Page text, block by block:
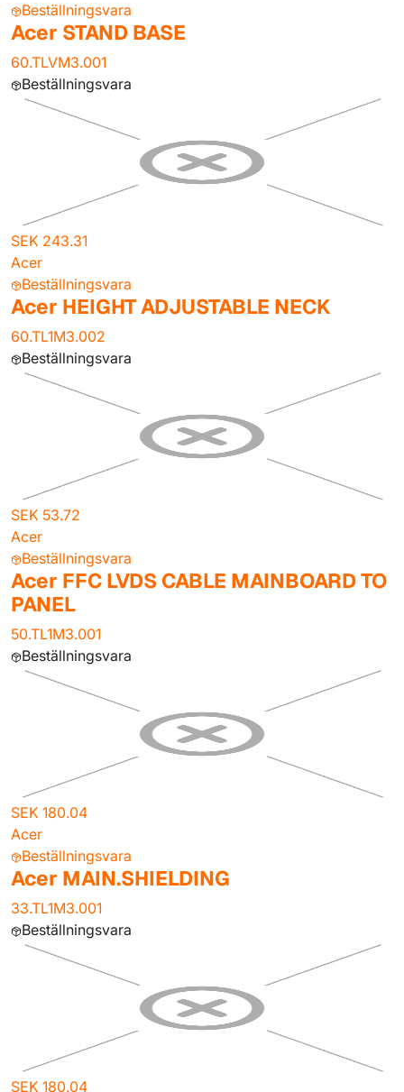
Beställningsvara
Acer STAND BASE
60.TLVM3.001
Beställningsvara
SEK 243.31
Acer
Beställningsvara
Acer HEIGHT ADJUSTABLE NECK
60.TL1M3.002
Beställningsvara
SEK 53.72
Acer
Beställningsvara
Acer FFC LVDS CABLE MAINBOARD TO
PANEL
50.TL1M3.001
Beställningsvara
SEK 180.04
Acer
Beställningsvara
Acer MAIN.SHIELDING
33.TL1M3.001
Beställningsvara
SEK 180.04